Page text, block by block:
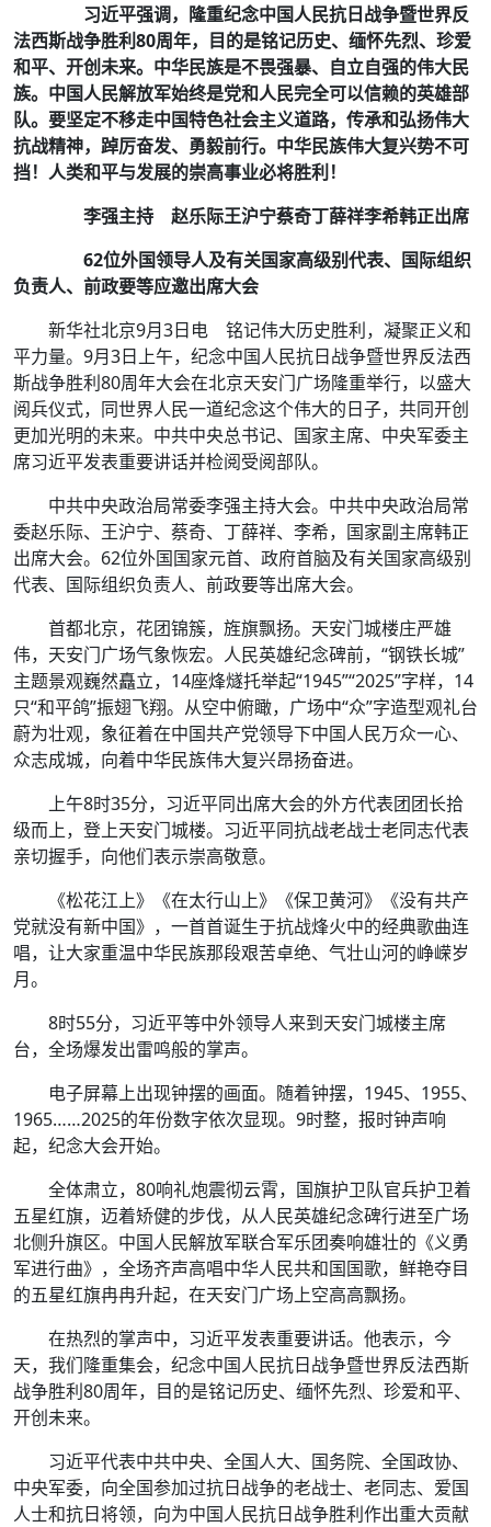
习近平强调，隆重纪念中国人民抗日战争暨世界反
法西斯战争胜利80周年，目的是铭记历史、缅怀先烈、珍爱
和平、开创未来。中华民族是不畏强暴、自立自强的伟大民
族。中国人民解放军始终是党和人民完全可以信赖的英雄部
队。要坚定不移走中国特色社会主义道路，传承和弘扬伟大
抗战精神，踔厉奋发、勇毅前行。中华民族伟大复兴势不可
挡！人类和平与发展的崇高事业必将胜利！
李强主持 赵乐际王沪宁蔡奇丁薛祥李希韩正出席
62位外国领导人及有关国家高级别代表、国际组织
负责人、前政要等应邀出席大会
新华社北京9月3日电 铭记伟大历史胜利，凝聚正义和
平力量。9月3日上午，纪念中国人民抗日战争暨世界反法西
斯战争胜利80周年大会在北京天安门广场隆重举行，以盛大
阅兵仪式，同世界人民一道纪念这个伟大的日子，共同开创
更加光明的未来。中共中央总书记、国家主席、中央军委主
席习近平发表重要讲话并检阅受阅部队。
中共中央政治局常委李强主持大会。中共中央政治局常
委赵乐际、王沪宁、蔡奇、丁薛祥、李希，国家副主席韩正
出席大会。62位外国国家元首、政府首脑及有关国家高级别
代表、国际组织负责人、前政要等出席大会。
首都北京，花团锦簇，旌旗飘扬。天安门城楼庄严雄
伟，天安门广场气象恢宏。人民英雄纪念碑前，“钢铁长城”
主题景观巍然矗立，14座烽燧托举起“1945”“2025”字样，14
只“和平鸽”振翅飞翔。从空中俯瞰，广场中“众”字造型观礼台
蔚为壮观，象征着在中国共产党领导下中国人民万众一心、
众志成城，向着中华民族伟大复兴昂扬奋进。
上午8时35分，习近平同出席大会的外方代表团团长拾
级而上，登上天安门城楼。习近平同抗战老战士老同志代表
亲切握手，向他们表示崇高敬意。
《松花江上》《在太行山上》《保卫黄河》《没有共产
党就没有新中国》，一首首诞生于抗战烽火中的经典歌曲连
唱，让大家重温中华民族那段艰苦卓绝、气壮山河的峥嵘岁
月。
8时55分，习近平等中外领导人来到天安门城楼主席
台，全场爆发出雷鸣般的掌声。
电子屏幕上出现钟摆的画面。随着钟摆，1945、1955、
1965……2025的年份数字依次显现。9时整，报时钟声响
起，纪念大会开始。
全体肃立，80响礼炮震彻云霄，国旗护卫队官兵护卫着
五星红旗，迈着矫健的步伐，从人民英雄纪念碑行进至广场
北侧升旗区。中国人民解放军联合军乐团奏响雄壮的《义勇
军进行曲》，全场齐声高唱中华人民共和国国歌，鲜艳夺目
的五星红旗冉冉升起，在天安门广场上空高高飘扬。
在热烈的掌声中，习近平发表重要讲话。他表示，今
天，我们隆重集会，纪念中国人民抗日战争暨世界反法西斯
战争胜利80周年，目的是铭记历史、缅怀先烈、珍爱和平、
开创未来。
习近平代表中共中央、全国人大、国务院、全国政协、
中央军委，向全国参加过抗日战争的老战士、老同志、爱国
人士和抗日将领，向为中国人民抗日战争胜利作出重大贡献